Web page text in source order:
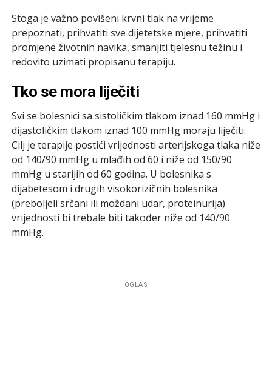
Stoga je važno povišeni krvni tlak na vrijeme
prepoznati, prihvatiti sve dijetetske mjere, prihvatiti
promjene životnih navika, smanjiti tjelesnu težinu i
redovito uzimati propisanu terapiju.
Tko se mora liječiti
Svi se bolesnici sa sistoličkim tlakom iznad 160 mmHg i
dijastoličkim tlakom iznad 100 mmHg moraju liječiti.
Cilj je terapije postići vrijednosti arterijskoga tlaka niže
od 140/90 mmHg u mlađih od 60 i niže od 150/90
mmHg u starijih od 60 godina. U bolesnika s
dijabetesom i drugih visokorizičnih bolesnika
(preboljeli srčani ili moždani udar, proteinurija)
vrijednosti bi trebale biti također niže od 140/90
mmHg.
OGLAS